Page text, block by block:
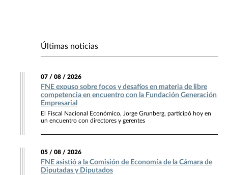
Últimas noticias
07 / 08 / 2026
FNE expuso sobre focos y desafíos en materia de libre
competencia en encuentro con la Fundación Generación
Empresarial
El Fiscal Nacional Económico, Jorge Grunberg, participó hoy en
un encuentro con directores y gerentes
05 / 08 / 2026
FNE asistió a la Comisión de Economía de la Cámara de
Diputadas y Diputados